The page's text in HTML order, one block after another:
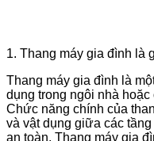
1. Thang máy gia đình là
Thang máy gia đình là
dụng trong ngôi nhà
Chức năng chính của
và vật dụng giữa các
an toàn. Thang máy gia